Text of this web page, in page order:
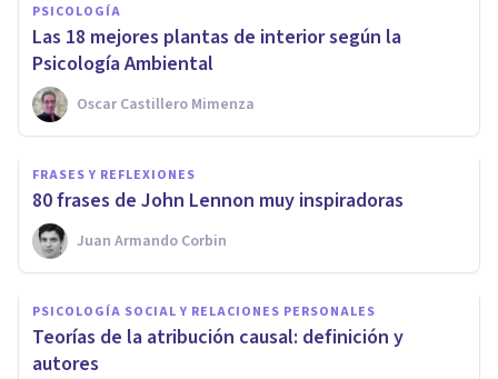
PSICOLOGÍA
Las 18 mejores plantas de interior según la
Psicología Ambiental
Oscar Castillero Mimenza
FRASES Y REFLEXIONES
80 frases de John Lennon muy inspiradoras
Juan Armando Corbin
PSICOLOGÍA SOCIAL Y RELACIONES PERSONALES
Teorías de la atribución causal: definición y
autores